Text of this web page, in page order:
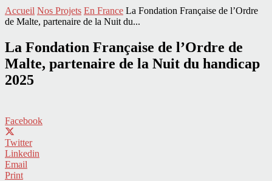
Accueil Nos Projets En France La Fondation Française de l’Ordre
de Malte, partenaire de la Nuit du...
La Fondation Française de l’Ordre de
Malte, partenaire de la Nuit du handicap
2025
Facebook
Twitter
Linkedin
Email
Print